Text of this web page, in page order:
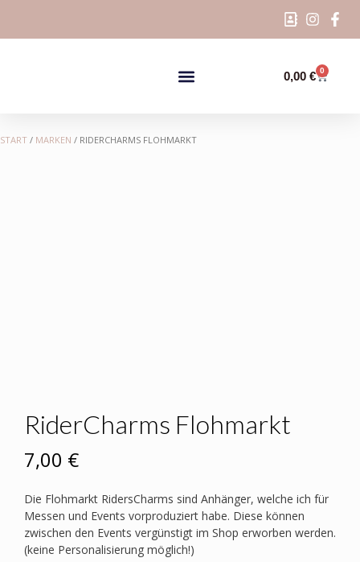
0,00 € 0
START / MARKEN / RIDERCHARMS FLOHMARKT
RiderCharms Flohmarkt
7,00 €
Die Flohmarkt RidersCharms sind Anhänger, welche ich für
Messen und Events vorproduziert habe. Diese können
zwischen den Events vergünstigt im Shop erworben werden.
(keine Personalisierung möglich!)